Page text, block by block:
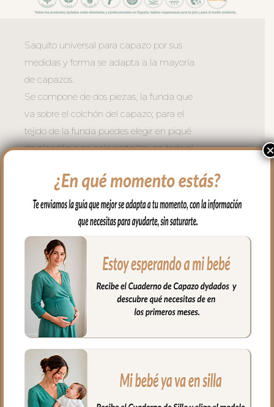
Saquito universal para capazo por sus
medidas y forma se adapta a la mayoría
de capazos.
Se compone de dos piezas, la funda que
va sobre el colchón del capazo; para el
tejido de la funda puedes elegir en piqué
de algodón o en pelo corto liso, en todo el
cubrir la cremallera para no rozar al bebé
en las piernitas.
Para la tapa del saco tejido piqué
bordado; un piqué de algodón.
El relleno de la funda es de micro fibra
hueca para mayor confort del bebé y
muy buena transpirabilidad. Por el revés
un tejido rejilla 3D para una mejor
ventilación.
La tapa del saco se une a la funda
mediante cremalleras laterales, siempre
al tono, que puedes abrir como necesites
o quitar la tapa entera y usar la funda
×